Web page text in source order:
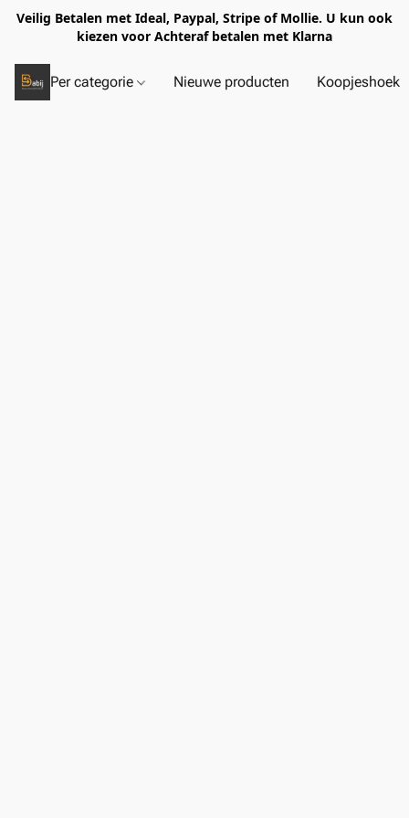
Veilig Betalen met Ideal, Paypal, Stripe of Mollie. U kun ook
kiezen voor Achteraf betalen met Klarna
Per categorie Nieuwe producten Koopjeshoek